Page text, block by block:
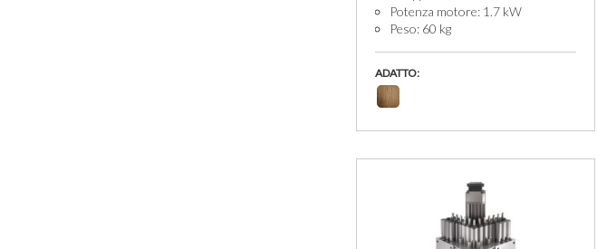
Potenza motore: 1.7 kW
Peso: 60 kg
ADATTO: